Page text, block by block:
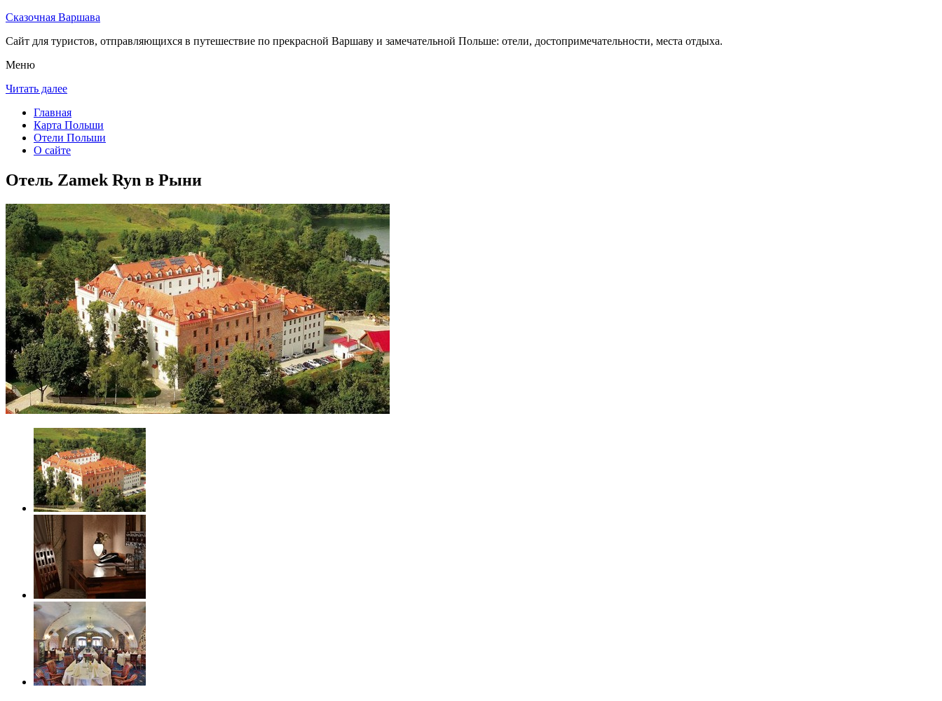
Сказочная Варшава
Сайт для туристов, отправляющихся в путешествие по прекрасной Варшаву и замечательной Польше: отели, достопримечательности, места отдыха.
Меню
Читать далее
Главная
Карта Польши
Отели Польши
О сайте
Отель Zamek Ryn в Рыни